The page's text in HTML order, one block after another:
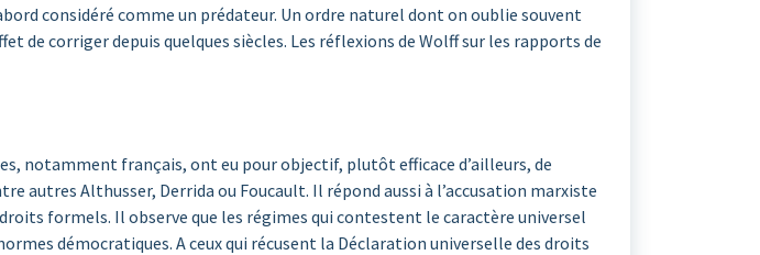
considéré comme un prédateur. Un ordre naturel dont on oublie souvent
de corriger depuis quelques siècles. Les réflexions de Wolff sur les rapports de
notamment français, ont eu pour objectif, plutôt efficace d’ailleurs, de
autres Althusser, Derrida ou Foucault. Il répond aussi à l’accusation marxiste
formels. Il observe que les régimes qui contestent le caractère universel
démocratiques. A ceux qui récusent la Déclaration universelle des droits